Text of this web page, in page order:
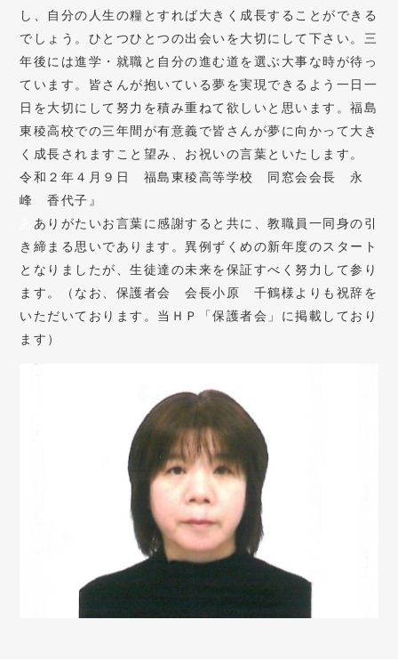
し、自分の人生の糧とすれば大きく成長することができる
でしょう。ひとつひとつの出会いを大切にして下さい。三
年後には進学・就職と自分の進む道を選ぶ大事な時が待っ
ています。皆さんが抱いている夢を実現できるよう一日一
日を大切にして努力を積み重ねて欲しいと思います。福島
東稜高校での三年間が有意義で皆さんが夢に向かって大き
く成長されますこと望み、お祝いの言葉といたします。
令和２年４月９日 福島東稜高等学校 同窓会会長 永
峰 香代子』
ありがたいお言葉に感謝すると共に、教職員一同身の引
き締まる思いであります。異例ずくめの新年度のスタート
となりましたが、生徒達の未来を保証すべく努力して参り
ます。（なお、保護者会 会長小原 千鶴様よりも祝辞を
いただいております。当ＨＰ「保護者会」に掲載しており
ます）